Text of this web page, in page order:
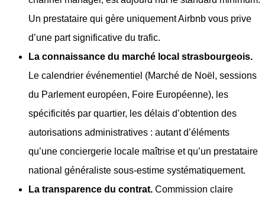
Un prestataire qui gère uniquement Airbnb vous prive
d’une part significative du trafic.
La connaissance du marché local strasbourgeois.
Le calendrier événementiel (Marché de Noël, sessions
du Parlement européen, Foire Européenne), les
spécificités par quartier, les délais d’obtention des
autorisations administratives : autant d’éléments
qu’une conciergerie locale maîtrise et qu’un prestataire
national généraliste sous-estime systématiquement.
La transparence du contrat. Commission claire